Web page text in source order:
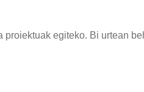
egiteko. Bi urtean